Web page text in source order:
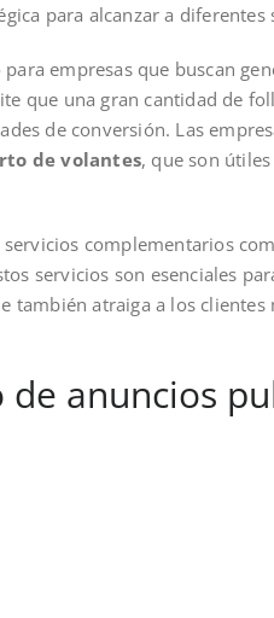
para alcanzar a diferentes
empresas que buscan
que una gran cantidad de
de conversión. Las
de volantes, que son
complementarios
servicios son esenciales
atraiga a los clientes
de anuncios